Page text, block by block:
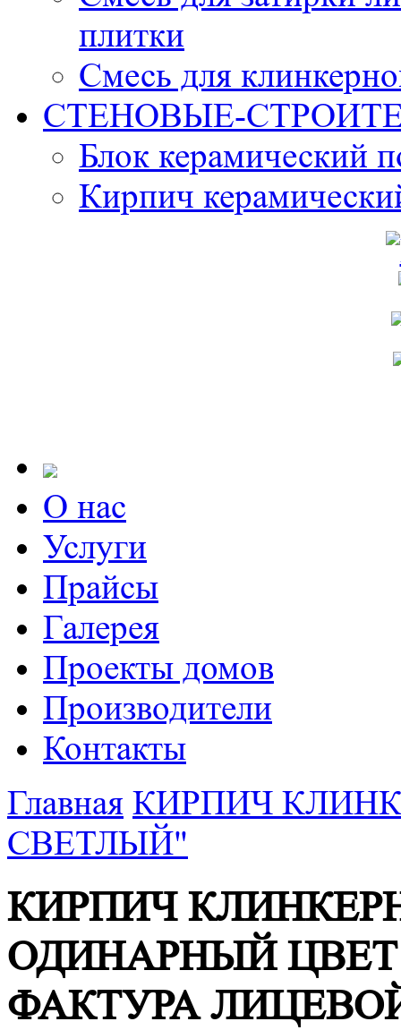
плитки
Смесь для
СТЕНОВЫЕ-
Блок керамический
Кирпич
О нас
Услуги
Прайсы
Галерея
Проекты домов
Производители
Контакты
Главная КИРПИЧ
СВЕТЛЫЙ"
КИРПИЧ
ОДИНАРНЫЙ
ФАКТУРА